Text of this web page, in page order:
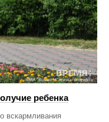
ребенка
вскармливания